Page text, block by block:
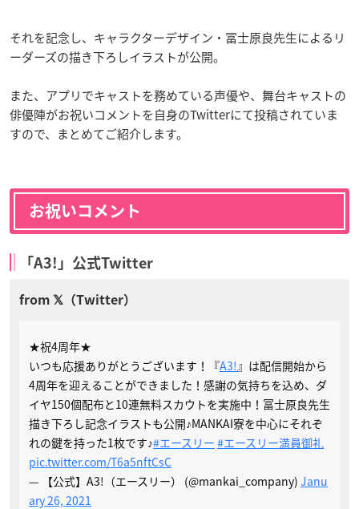
それを記念し、キャラクターデザイン・冨士原良先生によるリ
ーダーズの描き下ろしイラストが公開。
また、アプリでキャストを務めている声優や、舞台キャストの
俳優陣がお祝いコメントを自身のTwitterにて投稿されていま
すので、まとめてご紹介します。
お祝いコメント
「A3!」公式Twitter
★祝4周年★
いつも応援ありがとうございます！『A3! 』は配信開始から
4周年を迎えることができました！感謝の気持ちを込め、ダ
イヤ150個配布と10連無料スカウトを実施中！冨士原良先生
描き下ろし記念イラストも公開♪MANKAI寮を中心にそれぞ
れの鍵を持った1枚です♪#エースリー #エースリー満員御礼
pic.twitter.com/T6a5nftCsC
— 【公式】A3!（エースリー） (@mankai_company) Janu
ary 26, 2021